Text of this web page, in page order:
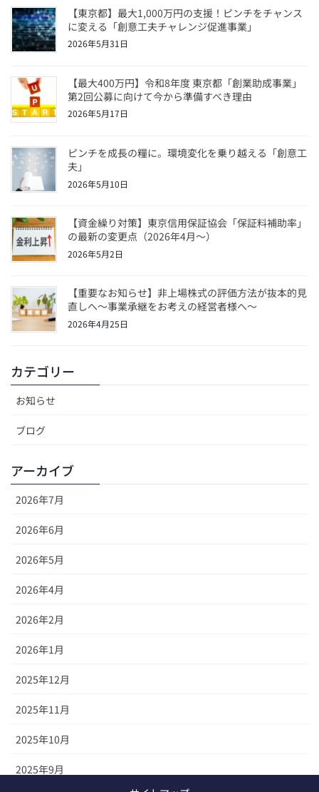
【東京都】最大1,000万円の支援！ピンチをチャンス
に変える「創意工夫チャレンジ促進事業」
2026年5月31日
【最大400万円】令和8年度 東京都「創業助成事業」
第2回公募に向けて今から準備すべき理由
2026年5月17日
ピンチを成長の糧に。環境変化を乗り越える「創意工
夫」
2026年5月10日
【資金繰り対策】東京信用保証協会「保証料補助率」
の最新の変更点（2026年4月〜）
2026年5月2日
【重要なお知らせ】非上場株式の評価方法が抜本的見
直しへ～事業承継をお考えの経営者様へ～
2026年4月25日
カテゴリー
お知らせ
ブログ
アーカイブ
2026年7月
2026年6月
2026年5月
2026年4月
2026年2月
2026年1月
2025年12月
2025年11月
2025年10月
2025年9月